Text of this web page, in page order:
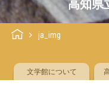
高知県
ja_img
文学館について